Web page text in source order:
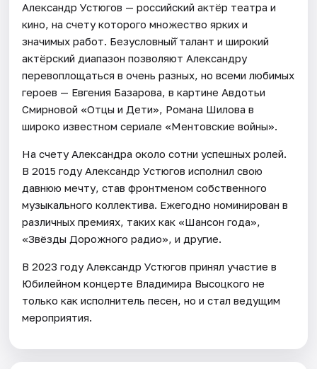
Александр Устюгов — российский актёр театра и
кино, на счету которого множество ярких и
значимых работ. Безусловный̆ талант и широкий
актёрский диапазон позволяют Александру
перевоплощаться в очень разных, но всеми любимых
героев — Евгения Базарова, в картине Авдотьи
Смирновой «Отцы и Дети», Романа Шилова в
широко известном сериале «Ментовские войны».
На счету Александра около сотни успешных ролей.
В 2015 году Александр Устюгов исполнил свою
давнюю мечту, став фронтменом собственного
музыкального коллектива. Ежегодно номинирован в
различных премиях, таких как «Шансон года»,
«Звёзды Дорожного радио», и другие.
В 2023 году Александр Устюгов принял участие в
Юбилейном концерте Владимира Высоцкого не
только как исполнитель песен, но и стал ведущим
мероприятия.